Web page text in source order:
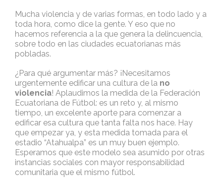
Mucha violencia y de varias formas, en todo lado y a
toda hora, como dice la gente. Y eso que no
hacemos referencia a la que genera la delincuencia,
sobre todo en las ciudades ecuatorianas más
pobladas.
¿Para qué argumentar más? ¡Necesitamos
urgentemente edificar una cultura de la no
violencia! Aplaudimos la medida de la Federación
Ecuatoriana de Fútbol: es un reto y, al mismo
tiempo, un excelente aporte para comenzar a
edificar esa cultura que tanta falta nos hace. Hay
que empezar ya, y esta medida tomada para el
estadio “Atahualpa” es un muy buen ejemplo.
Esperamos que este modelo sea asumido por otras
instancias sociales con mayor responsabilidad
comunitaria que el mismo fútbol.